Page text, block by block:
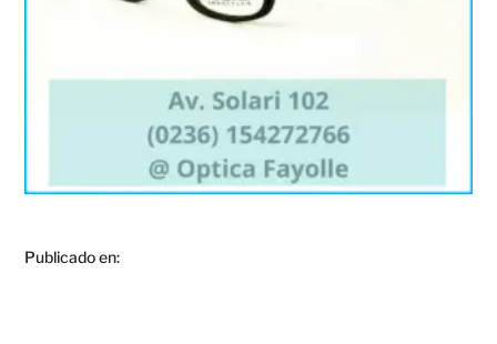
Publicado en: